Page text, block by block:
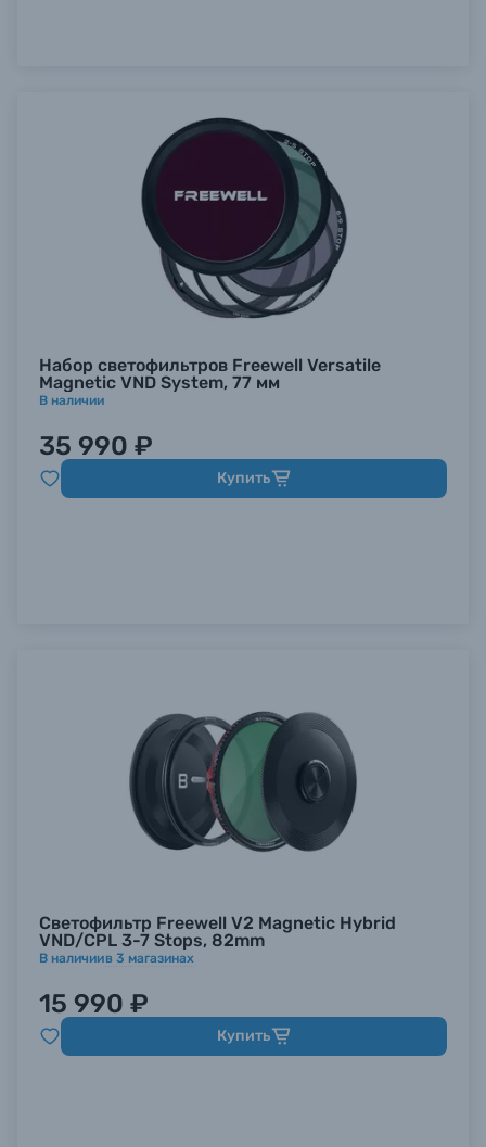
Набор светофильтров Freewell Versatile
Magnetic VND System, 77 мм
В наличии
35 990 ₽
Купить
Светофильтр Freewell V2 Magnetic Hybrid
VND/CPL 3-7 Stops, 82mm
В наличиив 3 магазинах
15 990 ₽
Купить